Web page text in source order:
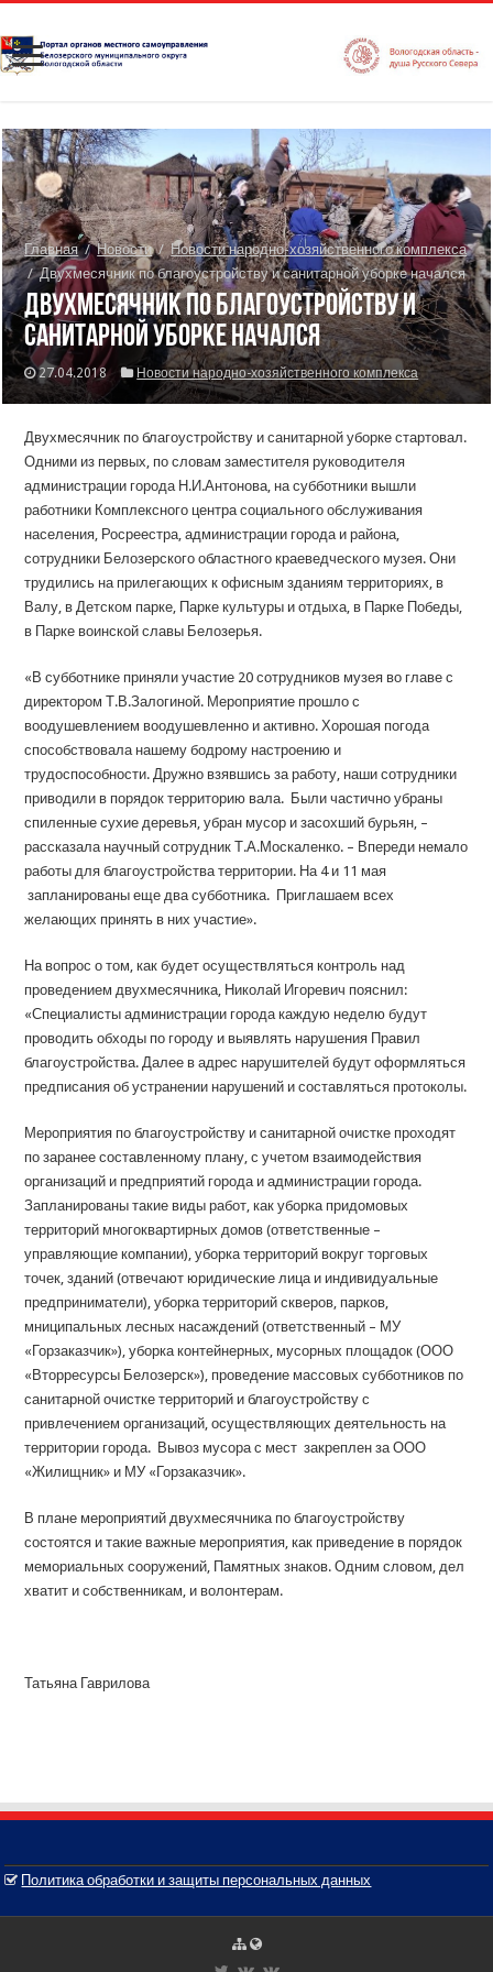
Главная / Новости / Новости народно-хозяйственного комплекса
/ Двухмесячник по благоустройству и санитарной уборке начался
Двухмесячник по благоустройству и
санитарной уборке начался
27.04.2018 Новости народно-хозяйственного комплекса
Двухмесячник по благоустройству и санитарной уборке стартовал.
Одними из первых, по словам заместителя руководителя
администрации города Н.И.Антонова, на субботники вышли
работники Комплексного центра социального обслуживания
населения, Росреестра, администрации города и района,
сотрудники Белозерского областного краеведческого музея. Они
трудились на прилегающих к офисным зданиям территориях, в
Валу, в Детском парке, Парке культуры и отдыха, в Парке Победы,
в Парке воинской славы Белозерья.
«В субботнике приняли участие 20 сотрудников музея во главе с
директором Т.В.Залогиной. Мероприятие прошло с
воодушевлением воодушевленно и активно. Хорошая погода
способствовала нашему бодрому настроению и
трудоспособности. Дружно взявшись за работу, наши сотрудники
приводили в порядок территорию вала. Были частично убраны
спиленные сухие деревья, убран мусор и засохший бурьян, –
рассказала научный сотрудник Т.А.Москаленко. – Впереди немало
работы для благоустройства территории. На 4 и 11 мая
запланированы еще два субботника. Приглашаем всех
желающих принять в них участие».
На вопрос о том, как будет осуществляться контроль над
проведением двухмесячника, Николай Игоревич пояснил:
«Специалисты администрации города каждую неделю будут
проводить обходы по городу и выявлять нарушения Правил
благоустройства. Далее в адрес нарушителей будут оформляться
предписания об устранении нарушений и составляться протоколы.
Мероприятия по благоустройству и санитарной очистке проходят
по заранее составленному плану, с учетом взаимодействия
организаций и предприятий города и администрации города.
Запланированы такие виды работ, как уборка придомовых
территорий многоквартирных домов (ответственные –
управляющие компании), уборка территорий вокруг торговых
точек, зданий (отвечают юридические лица и индивидуальные
предприниматели), уборка территорий скверов, парков,
мниципальных лесных насаждений (ответственный – МУ
«Горзаказчик»), уборка контейнерных, мусорных площадок (ООО
«Вторресурсы Белозерск»), проведение массовых субботников по
санитарной очистке территорий и благоустройству с
привлечением организаций, осуществляющих деятельность на
территории города. Вывоз мусора с мест закреплен за ООО
«Жилищник» и МУ «Горзаказчик».
В плане мероприятий двухмесячника по благоустройству
состоятся и такие важные мероприятия, как приведение в порядок
мемориальных сооружений, Памятных знаков. Одним словом, дел
хватит и собственникам, и волонтерам.
Татьяна Гаврилова
Политика обработки и защиты персональных данных